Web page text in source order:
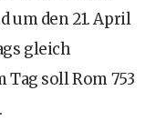
um den 21. April
gleich
soll Rom 753